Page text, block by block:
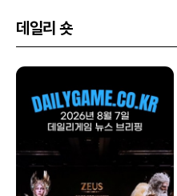
데일리 숏